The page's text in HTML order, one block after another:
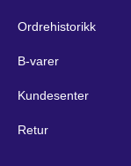
Ordrehistorikk
B-varer
Kundesenter
Retur